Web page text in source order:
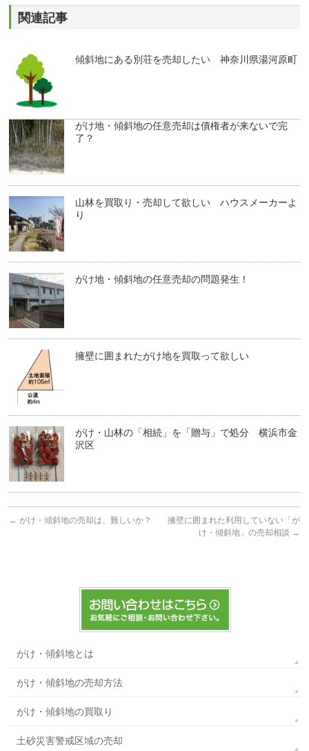
関連記事
傾斜地にある別荘を売却したい 神奈川県湯河原町
がけ地・傾斜地の任意売却は債権者が来ないで完
了？
山林を買取り・売却して欲しい ハウスメーカーよ
り
がけ地・傾斜地の任意売却の問題発生！
擁壁に囲まれたがけ地を買取って欲しい
がけ・山林の「相続」を「贈与」で処分 横浜市金
沢区
← がけ・傾斜地の売却は、難しいか？
擁壁に囲まれた利用していない「が
け・傾斜地」の売却相談 →
がけ・傾斜地とは
がけ・傾斜地の売却方法
がけ・傾斜地の買取り
土砂災害警戒区域の売却